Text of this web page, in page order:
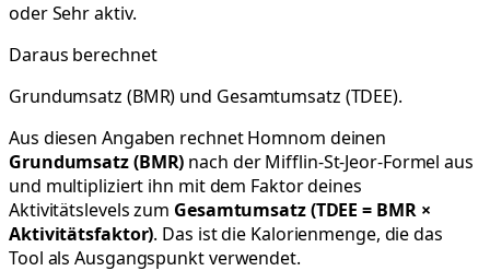
oder Sehr aktiv.
Daraus berechnet
Grundumsatz (BMR) und Gesamtumsatz (TDEE).
Aus diesen Angaben rechnet Homnom deinen
Grundumsatz (BMR) nach der Mifflin-St-Jeor-Formel aus
und multipliziert ihn mit dem Faktor deines
Aktivitätslevels zum Gesamtumsatz (TDEE = BMR ×
Aktivitätsfaktor). Das ist die Kalorienmenge, die das
Tool als Ausgangspunkt verwendet.